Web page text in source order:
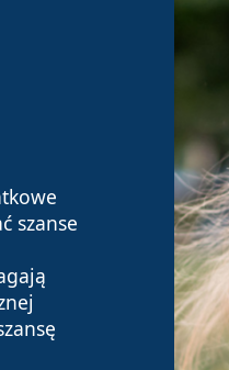
szanse